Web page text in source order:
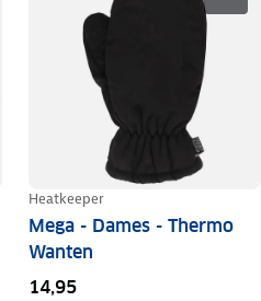
Heatkeeper
Mega - Dames - Thermo
Wanten
14,95